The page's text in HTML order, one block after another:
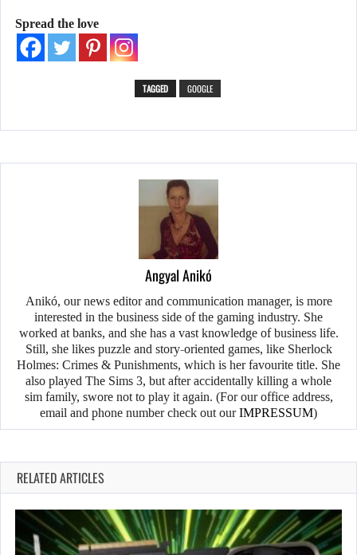
Spread the love
TAGGED GOOGLE
Angyal Anikó
Anikó, our news editor and communication manager, is more
interested in the business side of the gaming industry. She
worked at banks, and she has a vast knowledge of business life.
Still, she likes puzzle and story-oriented games, like Sherlock
Holmes: Crimes & Punishments, which is her favourite title. She
also played The Sims 3, but after accidentally killing a whole
sim family, swore not to play it again. (For our office address,
email and phone number check out ourIMPRESSUM)
RELATED ARTICLES